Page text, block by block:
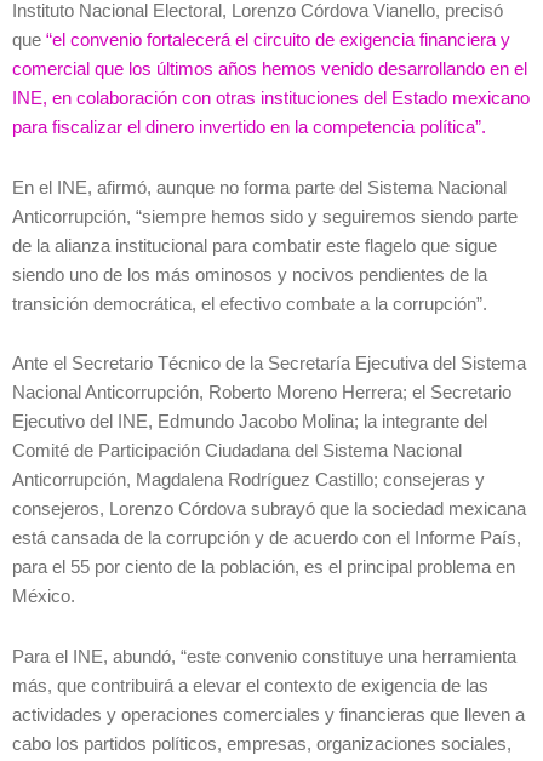
Instituto Nacional Electoral, Lorenzo Córdova Vianello, precisó
que “el convenio fortalecerá el circuito de exigencia financiera y
comercial que los últimos años hemos venido desarrollando en el
INE, en colaboración con otras instituciones del Estado mexicano
para fiscalizar el dinero invertido en la competencia política”.
En el INE, afirmó, aunque no forma parte del Sistema Nacional
Anticorrupción, “siempre hemos sido y seguiremos siendo parte
de la alianza institucional para combatir este flagelo que sigue
siendo uno de los más ominosos y nocivos pendientes de la
transición democrática, el efectivo combate a la corrupción”.
Ante el Secretario Técnico de la Secretaría Ejecutiva del Sistema
Nacional Anticorrupción, Roberto Moreno Herrera; el Secretario
Ejecutivo del INE, Edmundo Jacobo Molina; la integrante del
Comité de Participación Ciudadana del Sistema Nacional
Anticorrupción, Magdalena Rodríguez Castillo; consejeras y
consejeros, Lorenzo Córdova subrayó que la sociedad mexicana
está cansada de la corrupción y de acuerdo con el Informe País,
para el 55 por ciento de la población, es el principal problema en
México.
Para el INE, abundó, “este convenio constituye una herramienta
más, que contribuirá a elevar el contexto de exigencia de las
actividades y operaciones comerciales y financieras que lleven a
cabo los partidos políticos, empresas, organizaciones sociales,